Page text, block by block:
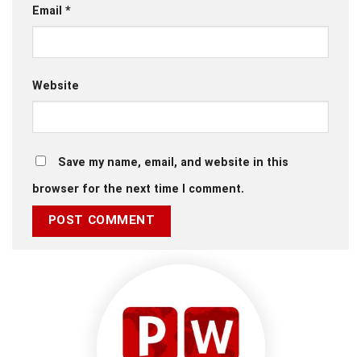
Email *
Website
Save my name, email, and website in this
browser for the next time I comment.